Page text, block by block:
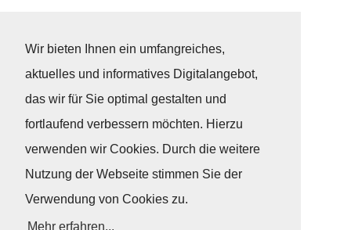
Wir bieten Ihnen ein umfangreiches,
aktuelles und informatives Digitalangebot,
das wir für Sie optimal gestalten und
fortlaufend verbessern möchten. Hierzu
verwenden wir Cookies. Durch die weitere
Nutzung der Webseite stimmen Sie der
Verwendung von Cookies zu.
Mehr erfahren...
© Copyright© 2026 / Freundeskreis Klassische Yachten